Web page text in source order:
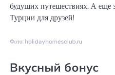
будущих путешествиях. А еще
Турции для друзей!
Фото: holidayhomesclub.ru
Вкусный бонус